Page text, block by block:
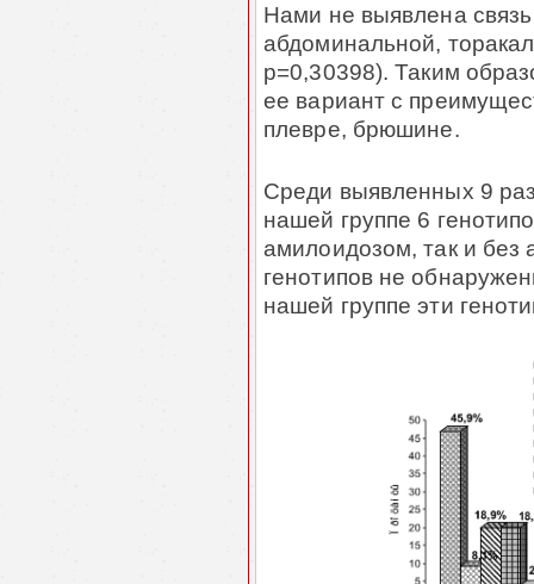
Нами не выявлена
абдоминальной,
р=0,30398). Таким
ее вариант с
плевре, брюшине.
Среди выявленных 9
нашей группе 6
амилоидозом, так и без
генотипов не
нашей группе эти